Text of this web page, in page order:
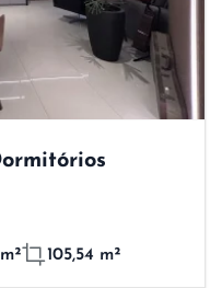
105,54 m²